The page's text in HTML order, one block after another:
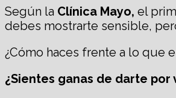
Según la Clínica Mayo, el
debes mostrarte sensible,
¿Cómo haces frente a lo que
¿Sientes ganas de darte por